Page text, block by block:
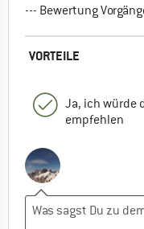
--- Bewertung
VORTEILE
Ja, ich würde
empfehlen